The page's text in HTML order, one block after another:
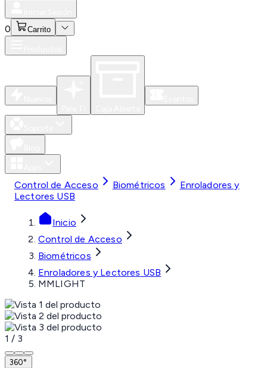
0 Carrito
Control de Acceso Biométricos
Enroladores y
Lectores USB
Inicio
Control de Acceso
Biométricos
Enroladores y Lectores USB
MMLIGHT
1 / 3
360°